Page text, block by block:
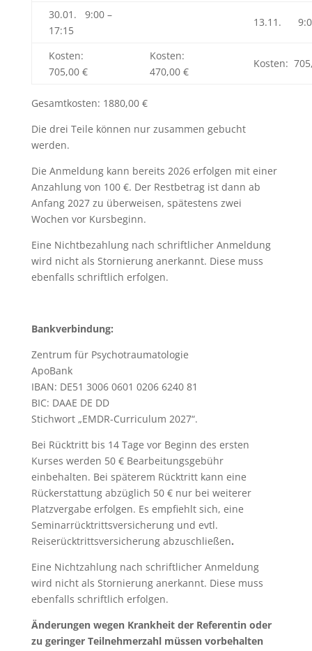
30.01. 9:00 –
17:15
13.11.
Kosten:
705,00 €
Kosten:
470,00 €
Kosten:
Gesamtkosten: 1880,00 €
Die drei Teile können nur zusammen gebucht
werden.
Die Anmeldung kann bereits 2026 erfolgen mit einer
Anzahlung von 100 €. Der Restbetrag ist dann ab
Anfang 2027 zu überweisen, spätestens zwei
Wochen vor Kursbeginn.
Eine Nichtbezahlung nach schriftlicher Anmeldung
wird nicht als Stornierung anerkannt. Diese muss
ebenfalls schriftlich erfolgen.
Bankverbindung:
Zentrum für Psychotraumatologie
ApoBank
IBAN: DE51 3006 0601 0206 6240 81
BIC: DAAE DE DD
Stichwort „EMDR-Curriculum 2027“.
Bei Rücktritt bis 14 Tage vor Beginn des ersten
Kurses werden 50 € Bearbeitungsgebühr
einbehalten. Bei späterem Rücktritt kann eine
Rückerstattung abzüglich 50 € nur bei weiterer
Platzvergabe erfolgen. Es empfiehlt sich, eine
Seminarrücktrittsversicherung und evtl.
Reiserücktrittsversicherung abzuschließen.
Eine Nichtzahlung nach schriftlicher Anmeldung
wird nicht als Stornierung anerkannt. Diese muss
ebenfalls schriftlich erfolgen.
Änderungen wegen Krankheit der Referentin oder
zu geringer Teilnehmerzahl müssen vorbehalten